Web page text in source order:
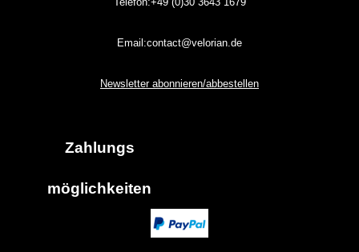
Email:contact@velorian.de
Newsletter abonnieren/abbestellen
Zahlungs
möglich keiten